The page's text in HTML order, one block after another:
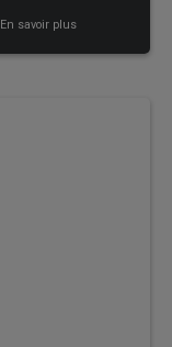
En savoir plus